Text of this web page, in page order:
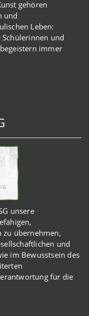
gehören
und
Leben:
und
immer
unsere
zu übernehmen,
und
im Bewusstsein des
für die